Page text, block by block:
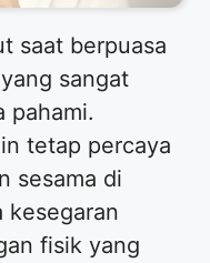
saat berpuasa
sangat
pahami.
tetap percaya
sesama di
kesegaran
fisik yang